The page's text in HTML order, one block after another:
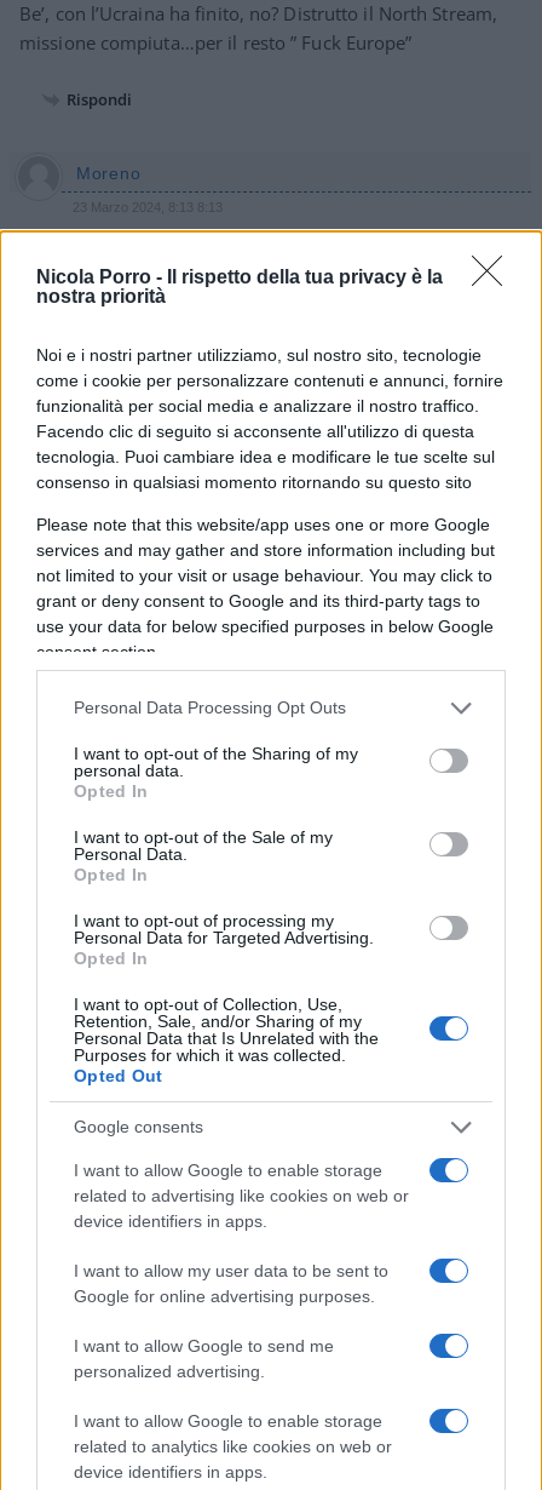
Nicola Porro -
Il rispetto della tua privacy è la
nostra priorità
Noi e i nostri partner utilizziamo, sul nostro sito, tecnologie
come i cookie per personalizzare contenuti e annunci, fornire
funzionalità per social media e analizzare il nostro traffico.
Facendo clic di seguito si acconsente all'utilizzo di questa
tecnologia. Puoi cambiare idea e modificare le tue scelte sul
consenso in qualsiasi momento ritornando su questo sito
Please note that this website/app uses one or more Google
services and may gather and store information including but
not limited to your visit or usage behaviour. You may click to
grant or deny consent to Google and its third-party tags to
use your data for below specified purposes in below Google
consent section.
Personal Data Processing Opt Outs
I want to opt-out of the Sharing of my
personal data.
Opted In
I want to opt-out of the Sale of my
Personal Data.
Opted In
I want to opt-out of processing my
Personal Data for Targeted Advertising.
Opted In
I want to opt-out of Collection, Use,
Retention, Sale, and/or Sharing of my
Personal Data that Is Unrelated with the
Purposes for which it was collected.
Opted Out
Google consents
I want to allow Google to enable storage
related to advertising like cookies on web or
device identifiers in apps.
I want to allow my user data to be sent to
Google for online advertising purposes.
I want to allow Google to send me
personalized advertising.
I want to allow Google to enable storage
related to analytics like cookies on web or
device identifiers in apps.
Be’, con l’Ucraina ha finito, no? Distrutto il North Stream,
missione compiuta…per il resto ” Fuck Europe”
Rispondi
Moreno
23 Marzo 2024, 8:13 8:13
E comunque quando ci sono i democratici al comando in
usa c’é sempre confusione e guerre nel mondo
Jack
L’infame ha il solo interesse ha far vendere armi, dato che la
guerra è lontana dagli USA.
Rispondi
IL PIÙ LETTO DEL MESE
Dobbiamo scusarci per la grandezza: questa è
l'Odissea di Nolan